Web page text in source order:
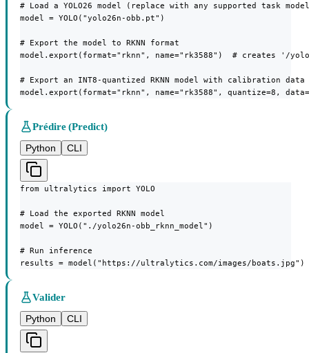
# Load a YOLO26 model (replace with any supported task
model = YOLO("yolo26n-obb.pt")
# Export the model to RKNN format
model.export(format="rknn", name="rk3588")  # creates '/
# Export an INT8-quantized RKNN model with calibration data
model.export(format="rknn", name="rk3588", quantize=8,
Prédire (Predict)
Python
CLI
from ultralytics import YOLO
# Load the exported RKNN model
model = YOLO("./yolo26n-obb_rknn_model")
# Run inference
results = model("https://ultralytics.com/images/boats.jpg")
Valider
Python
CLI